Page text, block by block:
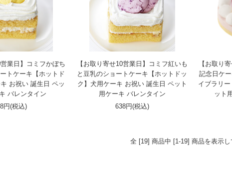
営業日】コミフかぼち
トケーキ【ホットド
お祝い 誕生日 ペッ
バレンタイン
円(税込)
【お取り寄せ10営業日】コミフ紅いも
と豆乳のショートケーキ【ホットドッ
ク】犬用ケーキ お祝い 誕生日 ペット
用ケーキ バレンタイン
638円(税込)
【お取り
記念日ケ
イブラリ
ット
全 [19] 商品中 [1-19] 商品を表示し